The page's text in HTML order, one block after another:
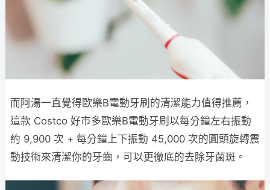
而阿湯一直覺得歐樂B電動牙刷的清潔能力值得推薦，
這款 Costco 好市多歐樂B電動牙刷以每分鐘左右振動
約 9,900 次 + 每分鐘上下振動 45,000 次的圓頭旋轉震
動技術來清潔你的牙齒，可以更徹底的去除牙菌斑。